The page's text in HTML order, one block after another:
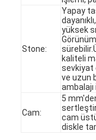
Ürünler
Stone:
Yapay
yüksek
kaliteli
sevkiyat
ve uzun
Cam:
5
cam
diskle